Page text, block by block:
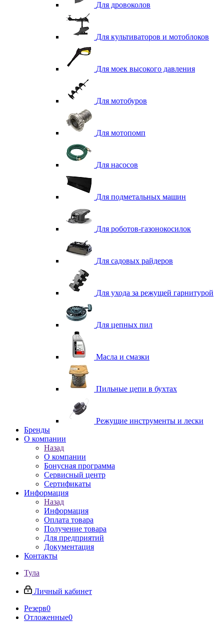
Для дровоколов
Для культиваторов и мотоблоков
Для моек высокого давления
Для мотобуров
Для мотопомп
Для насосов
Для подметальных машин
Для роботов-газонокосилок
Для садовых райдеров
Для ухода за режущей гарнитурой
Для цепных пил
Масла и смазки
Пильные цепи в бухтах
Режущие инструменты и лески
Бренды
О компании
Назад
О компании
Бонусная программа
Сервисный центр
Сертификаты
Информация
Назад
Информация
Оплата товара
Получение товара
Для предприятий
Документация
Контакты
Тула
Личный кабинет
Резерв0
Отложенные0